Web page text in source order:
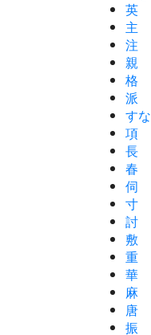
英
主
注
親
格
派
すな
項
長
春
伺
寸
討
敷
重
華
麻
唐
振